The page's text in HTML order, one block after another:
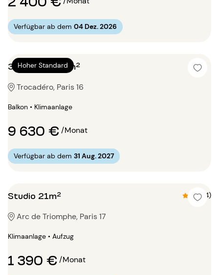
Verfügbar ab dem 04 Dez. 2026
Hoher Standard
3 Zimmer 154m²
Trocadéro, Paris 16
Balkon • Klimaanlage
9 630 €/Monat
Verfügbar ab dem 31 Aug. 2027
Studio 21m² 4.5 (4)
Arc de Triomphe, Paris 17
Klimaanlage • Aufzug
1 390 €/Monat